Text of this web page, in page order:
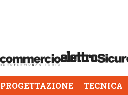
PROGETTAZIONE TECNICA